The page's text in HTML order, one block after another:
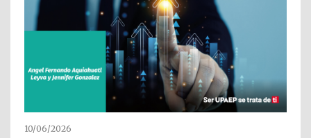
10/06/2026